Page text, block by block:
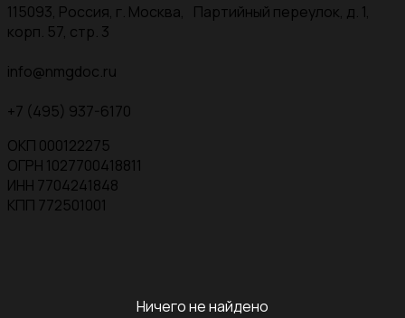
115093, Россия, г. Москва, Партийный переулок, д. 1,
корп. 57, стр. 3
info@nmgdoc.ru
+7 (495) 937-6170
ОКП 000122275
ОГРН 1027700418811
ИНН 7704241848
КПП 772501001
Ничего не найдено